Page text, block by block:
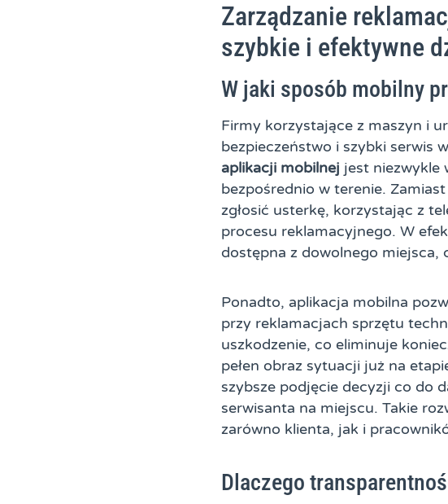
Zarządzanie
szybkie i efektywne
W jaki sposób mobilny
Firmy korzystające z maszyn i
bezpieczeństwo i szybki serwis
aplikacji mobilnej jest niezwykle
bezpośrednio w terenie.
zgłosić usterkę, korzystając z
procesu reklamacyjnego. W
dostępna z dowolnego miejsca,
Ponadto, aplikacja mobilna
przy reklamacjach sprzętu
uszkodzenie, co eliminuje
pełen obraz sytuacji już na
szybsze podjęcie decyzji co do
serwisanta na miejscu. Takie
zarówno klienta, jak i
Dlaczego